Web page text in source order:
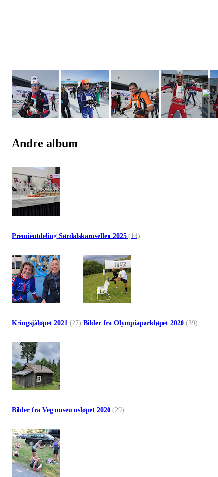
Andre album
Premieutdeling Sørdalskarusellen 2025 (14)
Kringsjåløpet 2021 (27) Bilder fra Olympiaparkløpet 2020 (39)
Bilder fra Vegmuseumsløpet 2020 (29)